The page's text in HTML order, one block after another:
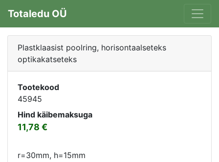
Totaledu OÜ
Plastklaasist poolring, horisontaalseteks
optikakatseteks
Tootekood
45945
Hind käibemaksuga
11,78
r=30mm, h=15mm